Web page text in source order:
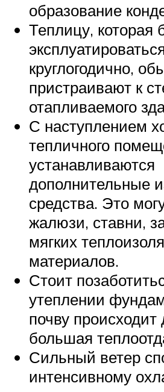
образование
Теплицу, которая
круглогодично,
пристраивают к
отапливаемого
С наступлением
тепличного
устанавливаются
дополнительные
средства. Это
жалюзи, ставни,
мягких
материалов.
Стоит
утеплении
почву происходит
большая
Сильный ветер
интенсивному